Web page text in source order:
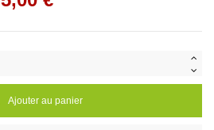
Ajouter au panier